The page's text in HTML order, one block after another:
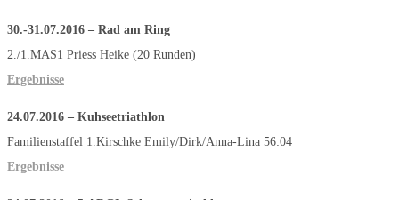
30.-31.07.2016 – Rad am Ring
2./1.MAS1 Priess Heike (20 Runden)
Ergebnisse
24.07.2016 – Kuhseetriathlon
Familienstaffel 1.Kirschke Emily/Dirk/Anna-Lina 56:04
Ergebnisse